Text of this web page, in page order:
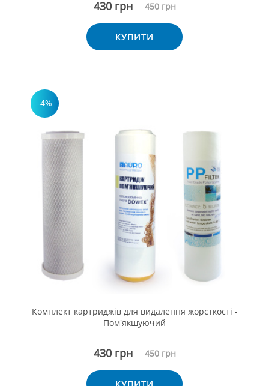
430 грн 450 грн
КУПИТИ
-4%
Комплект картриджів для видалення жорсткості -
Пом'якшуючий
430 грн 450 грн
КУПИТИ